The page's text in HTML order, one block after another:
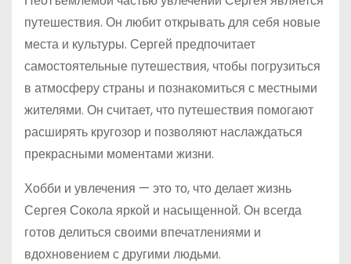
путешествия. Он любит открывать для себя новые
места и культуры. Сергей предпочитает
самостоятельные путешествия, чтобы погрузиться
в атмосферу страны и познакомиться с местными
жителями. Он считает, что путешествия помогают
расширять кругозор и позволяют наслаждаться
прекрасными моментами жизни.
Хобби и увлечения — это то, что делает жизнь
Сергея Сокола яркой и насыщенной. Он всегда
готов делиться своими впечатлениями и
вдохновением с другими людьми.